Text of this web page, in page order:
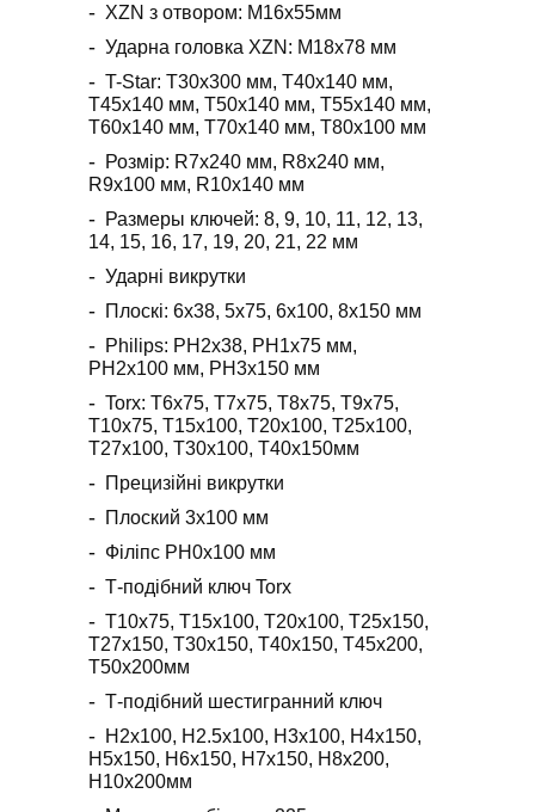
XZN з отвором: M16x55мм
Ударна головка XZN: M18x78 мм
T-Star: T30x300 мм, T40x140 мм,
T45x140 мм, T50x140 мм, T55x140 мм,
T60x140 мм, T70x140 мм, T80x100 мм
Розмір: R7x240 мм, R8x240 мм,
R9x100 мм, R10x140 мм
Размеры ключей: 8, 9, 10, 11, 12, 13,
14, 15, 16, 17, 19, 20, 21, 22 мм
Ударні викрутки
Плоскі: 6x38, 5x75, 6x100, 8x150 мм
Philips: PH2x38, PH1x75 мм,
PH2x100 мм, PH3x150 мм
Torx: T6x75, T7x75, T8x75, T9x75,
T10x75, T15x100, T20x100, T25x100,
T27x100, T30x100, T40x150мм
Прецизійні викрутки
Плоский 3x100 мм
Філіпс PH0x100 мм
Т-подібний ключ Torx
Т10х75, Т15х100, Т20х100, Т25х150,
Т27х150, Т30х150, Т40х150, Т45х200,
Т50х200мм
Т-подібний шестигранний ключ
H2x100, H2.5x100, H3x100, H4x150,
H5x150, H6x150, H7x150, H8x200,
H10x200мм